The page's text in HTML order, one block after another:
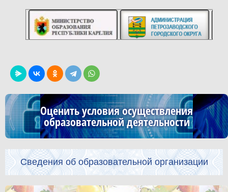
Оценить условия осуществления
образовательной деятельности
Сведения об образовательной организации